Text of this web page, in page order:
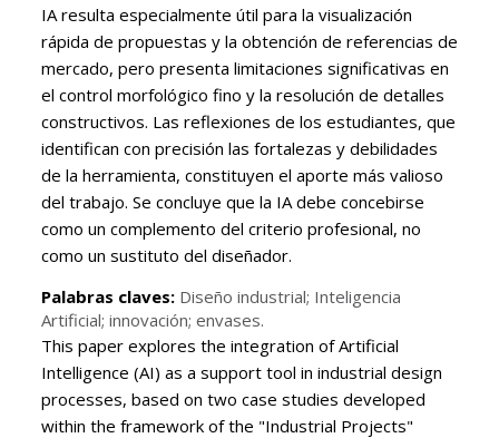
IA resulta especialmente útil para la visualización
rápida de propuestas y la obtención de referencias de
mercado, pero presenta limitaciones significativas en
el control morfológico fino y la resolución de detalles
constructivos. Las reflexiones de los estudiantes, que
identifican con precisión las fortalezas y debilidades
de la herramienta, constituyen el aporte más valioso
del trabajo. Se concluye que la IA debe concebirse
como un complemento del criterio profesional, no
como un sustituto del diseñador.
Palabras claves: Diseño industrial; Inteligencia
Artificial; innovación; envases.
This paper explores the integration of Artificial
Intelligence (AI) as a support tool in industrial design
processes, based on two case studies developed
within the framework of the "Industrial Projects"